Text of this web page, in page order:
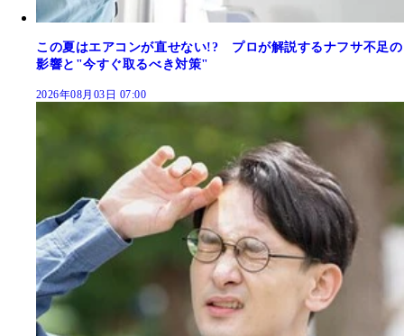
この夏はエアコンが直せない!? プロが解説するナフサ不足の
影響と"今すぐ取るべき対策"
2026年08月03日 07:00